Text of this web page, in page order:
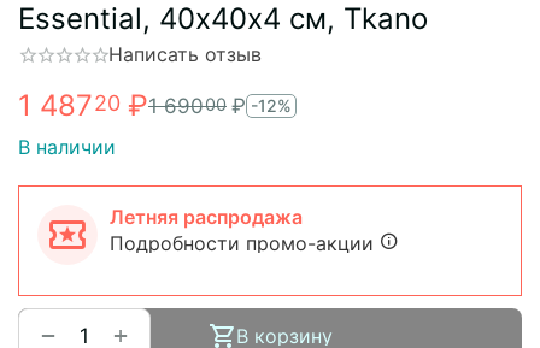
Essential, 40х40x4 см, Tkano
Написать отзыв
1 48720 ₽1 69000 ₽ -12%
В наличии
Летняя распродажа
Подробности промо-акции
+
−
В корзину